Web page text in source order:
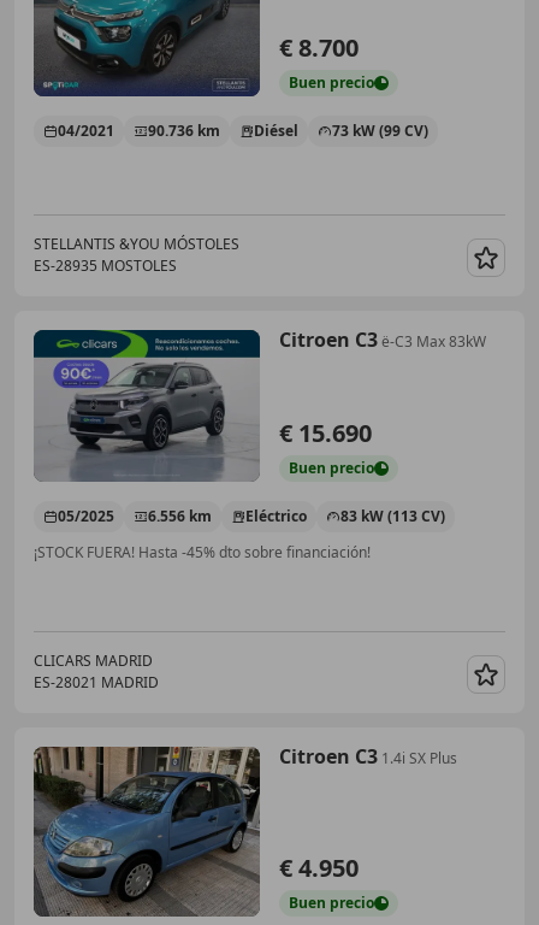
€ 8.700
Buen precio
04/2021 90.736 km Diésel 73 kW (99 CV)
STELLANTIS &YOU MÓSTOLES
ES-28935 MOSTOLES
Citroen C3ë-C3 Max 83kW
€ 15.690
Buen precio
05/2025 6.556 km Eléctrico
83 kW (113 CV)
¡STOCK FUERA! Hasta -45% dto sobre financiación!
CLICARS MADRID
ES-28021 MADRID
Citroen C3 1.4i SX Plus
€ 4.950
Buen precio